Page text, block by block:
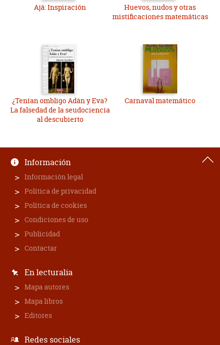
Ajá: Inspiración
Huevos, nudos y otras
mistificaciones matemáticas
¿Tenían ombligo Adán y Eva?
La falsedad de la seudociencia
al descubierto
Carnaval matemático
Información
Información legal
Política de privacidad
Política de cookies
Condiciones de uso
Publicidad
Contactar
En lecturalia
Mapa autores
Mapa libros
Editores
Redes sociales